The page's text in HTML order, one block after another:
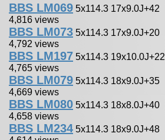
BBS LM069 5x114.3 17x9.0J+42
4,816 views
BBS LM073 5x114.3 17x9.0J+20
4,792 views
BBS LM197 5x114.3 19x10.0J+22
4,765 views
BBS LM079 5x114.3 18x9.0J+35
4,669 views
BBS LM080 5x114.3 18x8.0J+40
4,658 views
BBS LM234 5x114.3 18x9.0J+48